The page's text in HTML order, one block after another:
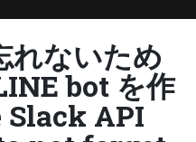
れないため
bot を作
Slack API